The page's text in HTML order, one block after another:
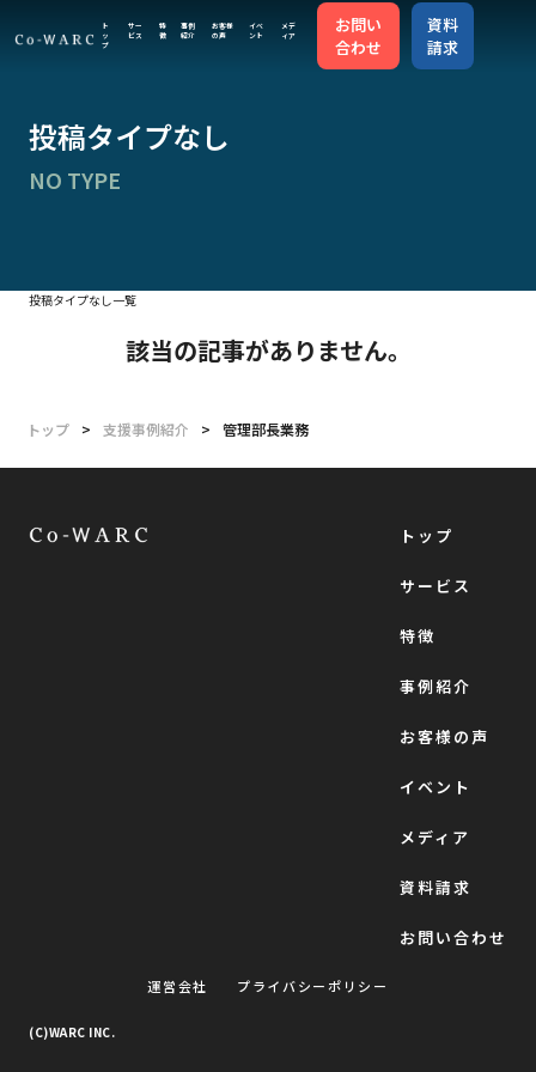
ト
ッ
プ
サー
ビス
特
徴
事例
紹介
お客様
の声
イベ
ント
メデ
ィア
資料
請求
お問い
合わせ
トップ
事例紹介
お客様の声
投稿タイプなし
NO TYPE
投稿タイプなし一覧
該当の記事がありません。
トップ > 支援事例紹介 > 管理部長業務
トップ
サービス
特徴
事例紹介
お客様の声
イベント
メディア
資料請求
お問い合わせ
運営会社 プライバシーポリシー
(C)WARC INC.